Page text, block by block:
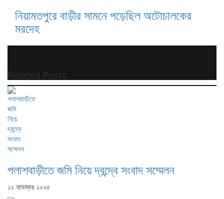
নিয়ামতপুরে বাড়ীর সামনে পড়েছিল অটোচালকের
মরদেহ
Related Posts
পলাশবাড়ীতে জমি নিয়ে দ্বন্দ্বে সংবাদ সম্মেলন
১২ নভেম্বর ২০২৫